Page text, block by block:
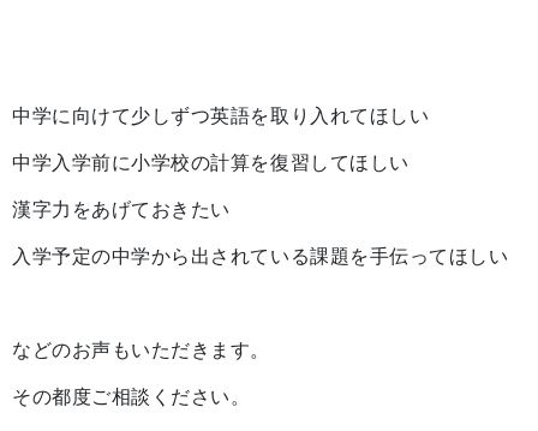
中学に向けて少しずつ英語を取り入れてほしい
中学入学前に小学校の計算を復習してほしい
漢字力をあげておきたい
入学予定の中学から出されている課題を手伝ってほしい
などのお声もいただきます。
その都度ご相談ください。